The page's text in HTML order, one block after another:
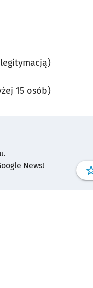
15 osób)
News!